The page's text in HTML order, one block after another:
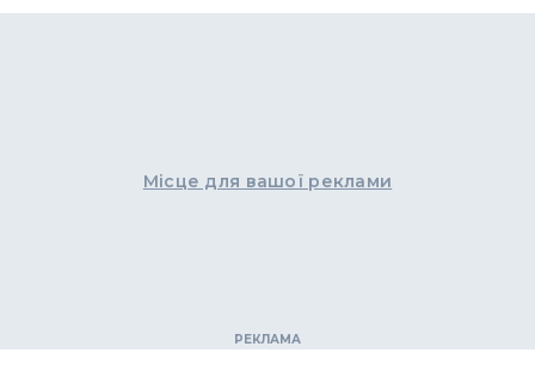
Місце для вашої реклами